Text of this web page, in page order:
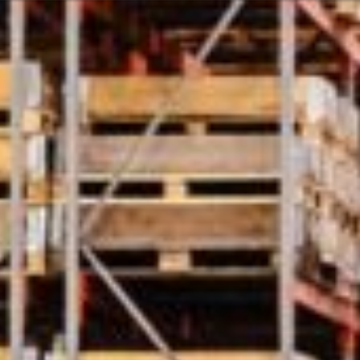
i proizvodima? Potrebna vam je
8:00 - 18:00
8:00 - 13:00
Ili možda ne
Pomoć i